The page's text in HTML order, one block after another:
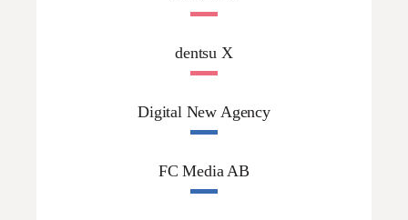
dentsu X
Digital New Agency
FC Media AB